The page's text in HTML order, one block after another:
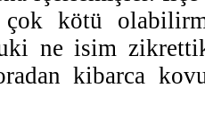
kötü
ne isim
kibarca